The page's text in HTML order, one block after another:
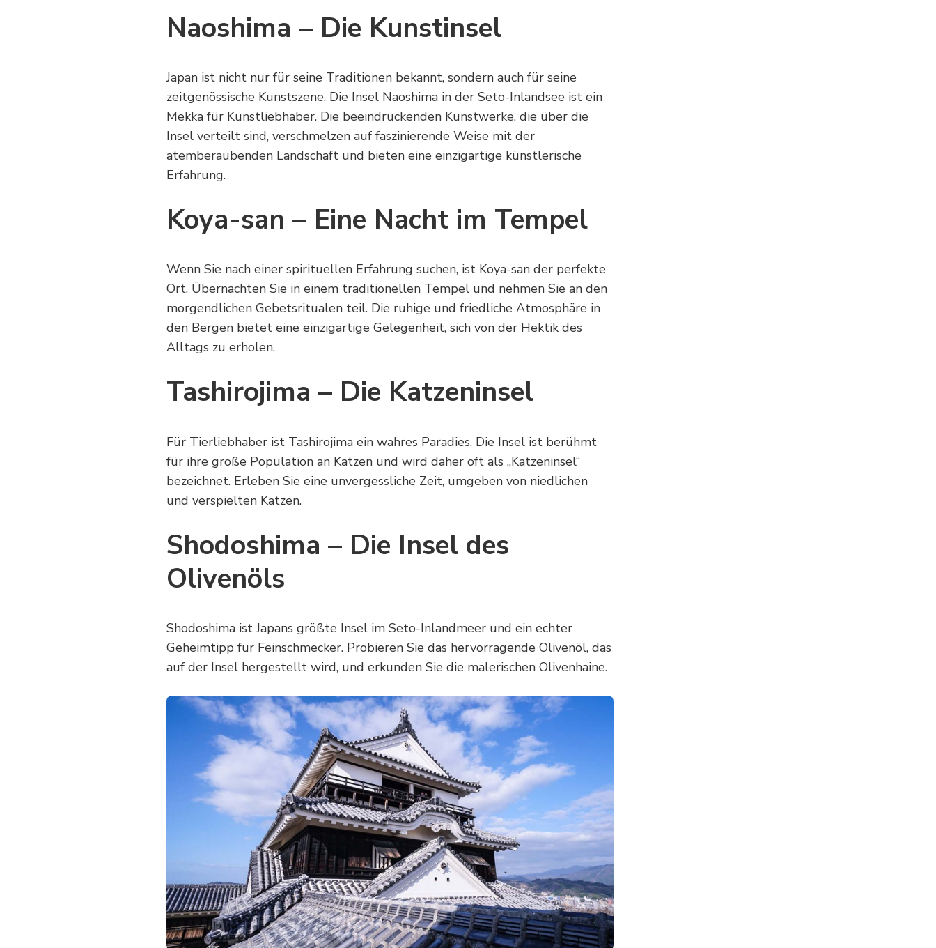
Naoshima – Die Kunstinsel
Japan ist nicht nur für seine Traditionen bekannt, sondern auch für seine
zeitgenössische Kunstszene. Die Insel Naoshima in der Seto-Inlandsee ist ein
Mekka für Kunstliebhaber. Die beeindruckenden Kunstwerke, die über die
Insel verteilt sind, verschmelzen auf faszinierende Weise mit der
atemberaubenden Landschaft und bieten eine einzigartige künstlerische
Erfahrung.
Koya-san – Eine Nacht im Tempel
Wenn Sie nach einer spirituellen Erfahrung suchen, ist Koya-san der perfekte
Ort. Übernachten Sie in einem traditionellen Tempel und nehmen Sie an den
morgendlichen Gebetsritualen teil. Die ruhige und friedliche Atmosphäre in
den Bergen bietet eine einzigartige Gelegenheit, sich von der Hektik des
Alltags zu erholen.
Tashirojima – Die Katzeninsel
Für Tierliebhaber ist Tashirojima ein wahres Paradies. Die Insel ist berühmt
für ihre große Population an Katzen und wird daher oft als „Katzeninsel“
bezeichnet. Erleben Sie eine unvergessliche Zeit, umgeben von niedlichen
und verspielten Katzen.
Shodoshima – Die Insel des
Olivenöls
Shodoshima ist Japans größte Insel im Seto-Inlandmeer und ein echter
Geheimtipp für Feinschmecker. Probieren Sie das hervorragende Olivenöl, das
auf der Insel hergestellt wird, und erkunden Sie die malerischen Olivenhaine.